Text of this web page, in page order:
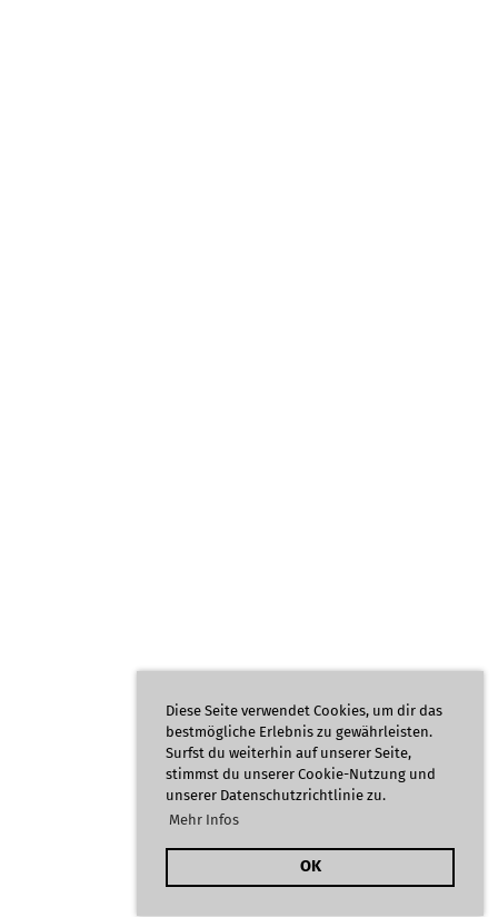
Diese Seite verwendet Cookies, um dir das
bestmögliche Erlebnis zu gewährleisten.
Surfst du weiterhin auf unserer Seite,
stimmst du unserer Cookie-Nutzung und
unserer Datenschutzrichtlinie zu.
Mehr Infos
OK